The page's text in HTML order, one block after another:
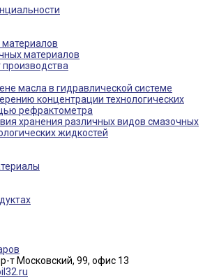
материалов
производства
масла в гидравлической системе
концентрации технологических
рефрактометра
хранения различных видов смазочных
жидкостей
т Московский, 99, офис 13